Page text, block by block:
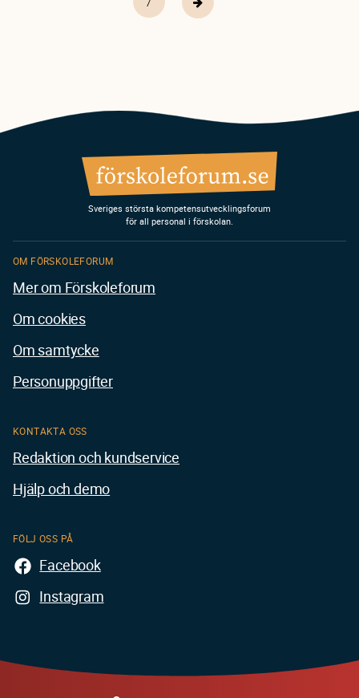
Nästa
sida
Sveriges största kompetensutvecklingsforum
för all personal i förskolan.
KONTAKTA OSS
Redaktion och kundservice
Hjälp och demo
FÖLJ OSS PÅ
Facebook
Instagram
OM FÖRSKOLEFORUM
Mer om Förskoleforum
Om cookies
Om samtycke
Personuppgifter